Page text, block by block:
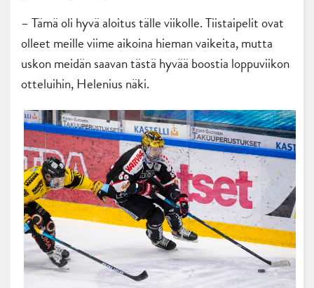
– Tämä oli hyvä aloitus tälle viikolle. Tiistaipelit ovat
olleet meille viime aikoina hieman vaikeita, mutta
uskon meidän saavan tästä hyvää boostia loppuviikon
otteluihin, Helenius näki.